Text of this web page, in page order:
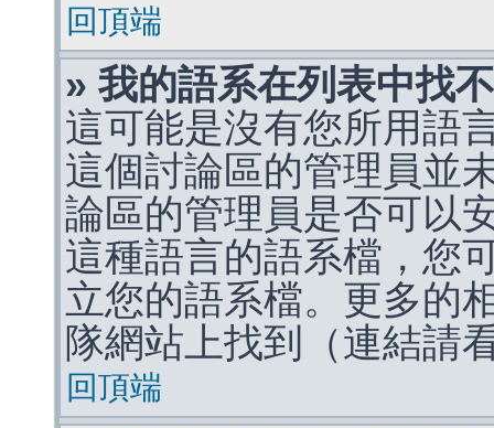
回頂端
» 我的語系在列表中找
這可能是沒有您所用語
這個討論區的管理員並
論區的管理員是否可以
這種語言的語系檔，您
立您的語系檔。更多的
隊網站上找到（連結請
回頂端